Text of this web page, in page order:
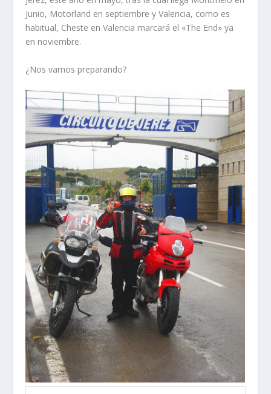
Junio, Motorland en septiembre y Valencia, como es
habitual, Cheste en Valencia marcará el «The End» ya
en noviembre.
¿Nos vamos preparando?